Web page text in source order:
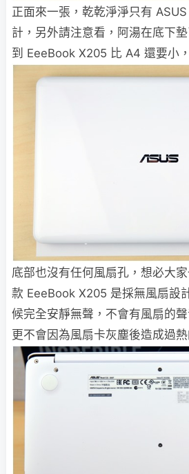
正面來一張，乾乾淨淨只有
計，另外請注意看，阿湯在底下
到 EeeBook X205 比 A4 還要小
底部也沒有任何風扇孔，想必大
款 EeeBook X205 是採無風扇設
候完全安靜無聲，不會有風扇的
更不會因為風扇卡灰塵後造成過熱